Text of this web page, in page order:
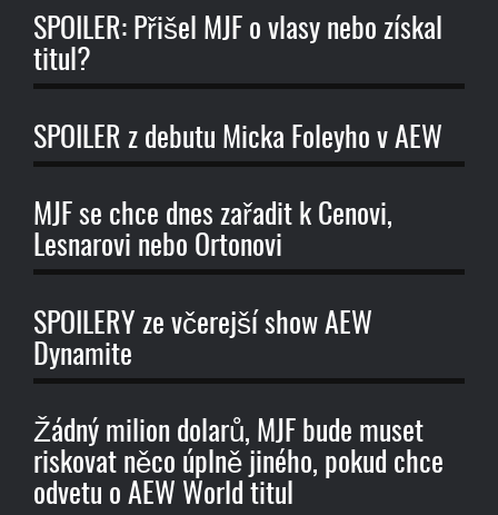
SPOILER: Přišel MJF o vlasy nebo získal
titul?
SPOILER z debutu Micka Foleyho v AEW
MJF se chce dnes zařadit k Cenovi,
Lesnarovi nebo Ortonovi
SPOILERY ze včerejší show AEW
Dynamite
Žádný milion dolarů, MJF bude muset
riskovat něco úplně jiného, ​​pokud chce
odvetu o AEW World titul